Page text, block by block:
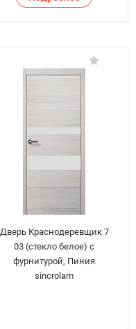
Дверь Краснодеревщик 7
03 (стекло белое) с
фурнитурой, Пиния
sincrolam